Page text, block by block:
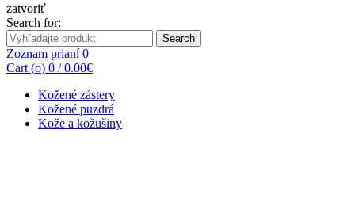
zatvoriť
Search for:
Search
Zoznam prianí0
Cart (o) 0 / 0.00€
Kožené zástery
Kožené puzdrá
Kože a kožušiny